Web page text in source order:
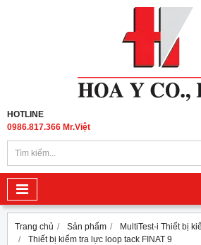
HOTLINE
0986.817.366 Mr.Việt
Trang chủ Sản phẩm
MultiTest-i Thiết bị
Thiết bị kiểm tra lực loop tack FINAT 9